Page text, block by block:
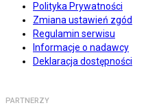
Polityka Prywatności
Zmiana ustawień zgód
Regulamin serwisu
Informacje o nadawcy
Deklaracja dostępności
PARTNERZY